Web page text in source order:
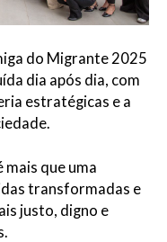
do Migrante 2025
dia após dia, com
estratégicas e a
mais que uma
transformadas e
justo, digno e